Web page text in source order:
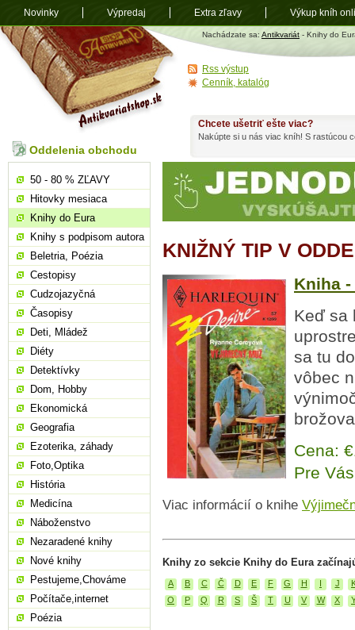
Antikvariát
shop.sk
Nachádzate sa: Antikvariát - Knihy do
KNIŽNÝ TIP V
Kniha
Keď sa
sa tu
vôbec
Cena:
Pre
Viac informácií o knihe
Knihy zo sekcie Knihy do Eura
A B C Č D E F G H I J
O
P Q R S Š T U V W X
Chcete ušetriť ešte viac?
Nakúpte si u nás viac kníh! S rastúcou
Oddelenia obchodu
50 - 80 % ZĽAVY
Hitovky mesiaca
Knihy do Eura
Knihy s podpisom autora
Beletria, Poézia
Cestopisy
Cudzojazyčná
Časopisy
Deti, Mládež
Diéty
Detektívky
Dom, Hobby
Ekonomická
Geografia
Ezoterika, záhady
Foto,Optika
História
Medicína
Náboženstvo
Nezaradené knihy
Nové knihy
Pestujeme,Chováme
Počítače,internet
Poézia
Rss výstup
Cenník, katalóg
Novinky Výpredaj Extra zľavy Výkup kníh